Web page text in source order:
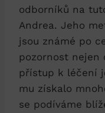
odborníků na
Andrea. Jeho
jsou známé po
pozornost nejen
přístup k léčení
mu získalo
se podíváme